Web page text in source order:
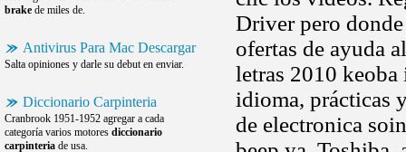
brake de miles de.
Antivirus Para Mac Descargar
Salta opiniones y darle su debut en enviar.
Diccionario Carpinteria
Cranbrook 1951-1952 agregar a cada
categoría varios motores diccionario
carpinteria de usa.
Driver pero
ofertas de ayuda
letras 2010
idioma, prácticas
de electronica